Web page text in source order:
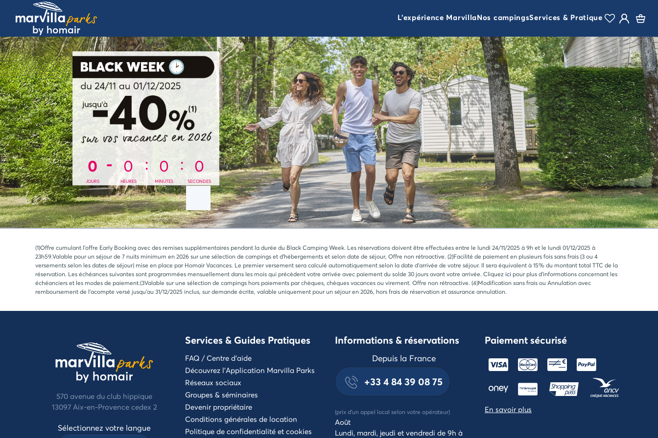
L'expérience MarvillaNos campingsServices & Pratique
0 0 0 0
JOURS HEURES MINUTES SECONDES
(1)Offre cumulant l'offre Early Booking avec des remises supplémentaires pendant la durée du Black Camping Week. Les réservations doivent être effectuées entre le lundi 24/11/2025 à 9h et le lundi 01/12/2025 à
23h59.Valable pour un séjour de 7 nuits minimum en 2026 sur une sélection de campings et d'hébergements et selon date de séjour, Offre non rétroactive. (2)Facilité de paiement en plusieurs fois sans frais (3 ou 4
versements selon les dates de séjour) mise en place par Homair Vacances. Le premier versement sera calculé automatiquement selon la date d'arrivée de votre séjour. Il sera équivalent à 15% du montant total TTC de la
réservation. Les échéances suivantes sont programmées mensuellement dans les mois qui précèdent votre arrivée avec paiement du solde 30 jours avant votre arrivée. Cliquez ici pour plus d'informations concernant les
échéanciers et les modes de paiement.(3Valable sur une sélection de campings hors paiements par chèques, chèques vacances ou virement. Offre non rétroactive. (4)Modification sans frais ou Annulation avec
remboursement de l'acompte versé jusqu'au 31/12/2025 inclus, sur demande écrite, valable uniquement pour un séjour en 2026, hors frais de réservation et assurance annulation.
570 avenue du club hippique
13097 Aix-en-Provence cedex 2
Sélectionnez votre langue
Services & Guides Pratiques
FAQ / Centre d'aide
Découvrez l'Application Marvilla Parks
Réseaux sociaux
Groupes & séminaires
Devenir propriétaire
Conditions générales de location
Politique de confidentialité et cookies
Informations & réservations
Depuis la France
+33 4 84 39 08 75
(prix d'un appel local selon votre opérateur)
Août
Lundi, mardi, jeudi et vendredi de 9h à
Paiement sécurisé
En savoir plus